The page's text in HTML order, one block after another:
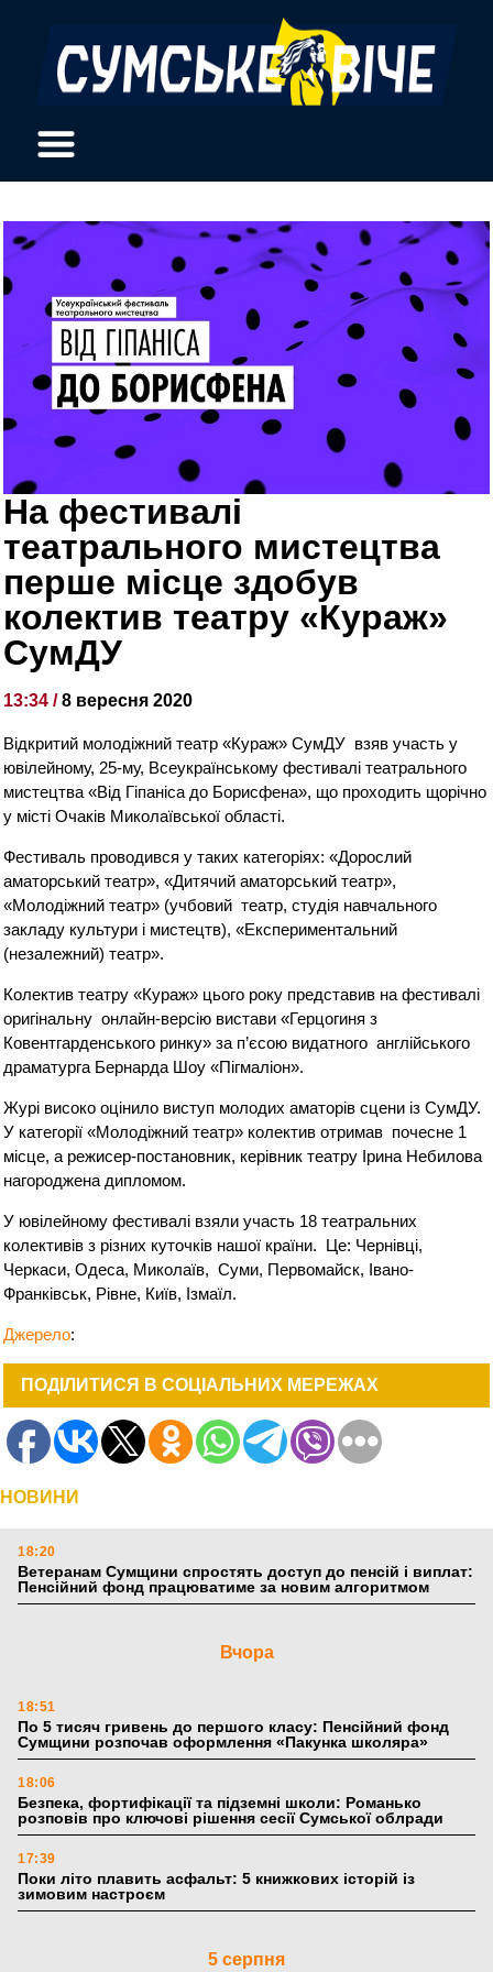
На фестивалі
театрального мистецтва
перше місце здобув
колектив театру «Кураж»
СумДУ
13:34 /8 вересня 2020
Відкритий молодіжний театр «Кураж» СумДУ взяв участь у
ювілейному, 25-му, Всеукраїнському фестивалі театрального
мистецтва «Від Гіпаніса до Борисфена», що проходить щорічно
у місті Очаків Миколаївської області.
Фестиваль проводився у таких категоріях: «Дорослий
аматорський театр», «Дитячий аматорський театр»,
«Молодіжний театр» (учбовий театр, студія навчального
закладу культури і мистецтв), «Експериментальний
(незалежний) театр».
Колектив театру «Кураж» цього року представив на фестивалі
оригінальну онлайн-версію вистави «Герцогиня з
Ковентгарденського ринку» за п’єсою видатного англійського
драматурга Бернарда Шоу «Пігмаліон».
Журі високо оцінило виступ молодих аматорів сцени із СумДУ.
У категорії «Молодіжний театр» колектив отримав почесне 1
місце, а режисер-постановник, керівник театру Ірина Небилова
нагороджена дипломом.
У ювілейному фестивалі взяли участь 18 театральних
колективів з різних куточків нашої країни. Це: Чернівці,
Черкаси, Одеса, Миколаїв, Суми, Первомайск, Івано-
Франківськ, Рівне, Київ, Ізмаїл.
Джерело:
ПОДІЛИТИСЯ В СОЦІАЛЬНИХ МЕРЕЖАХ
НОВИНИ
18:20
Ветеранам Сумщини спростять доступ до пенсій і виплат:
Пенсійний фонд працюватиме за новим алгоритмом
Вчора
18:51
По 5 тисяч гривень до першого класу: Пенсійний фонд
Сумщини розпочав оформлення «Пакунка школяра»
18:06
Безпека, фортифікації та підземні школи: Романько
розповів про ключові рішення сесії Сумської облради
17:39
Поки літо плавить асфальт: 5 книжкових історій із
зимовим настроєм
5 серпня